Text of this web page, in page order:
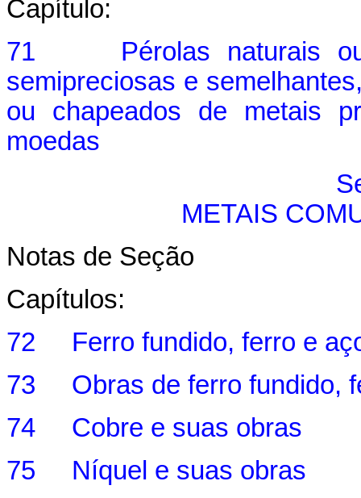
Capítulo:
71 Pérolas naturais ou
semipreciosas e
ou chapeados de metais
moedas
METAIS
Notas de Seção
Capítulos:
72 Ferro fundido, ferro e
73 Obras de ferro fundido,
74 Cobre e suas obras
75 Níquel e suas obras